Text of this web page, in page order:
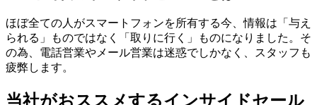
ほぼ全ての人がスマートフォンを所有する今、情報は「与え
られる」ものではなく「取りに行く」ものになりました。そ
の為、電話営業やメール営業は迷惑でしかなく、スタッフも
疲弊します。
当社がおススメするインサイドセール